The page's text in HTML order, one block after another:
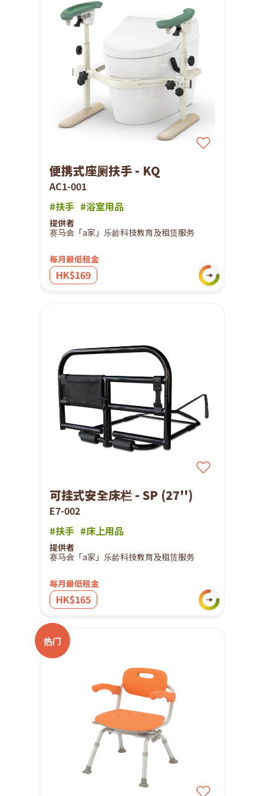
便携式座厕扶手 - KQ
AC1-001
#扶手 #浴室用品
提供者
赛马会「a家」乐龄科技教育及租赁服务
每月最低租金
HK$169
可挂式安全床栏 - SP (27'')
E7-002
#扶手 #床上用品
提供者
赛马会「a家」乐龄科技教育及租赁服务
每月最低租金
HK$165
热门